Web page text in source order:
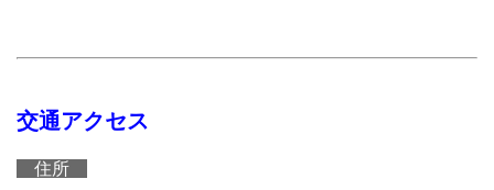
交通アクセス
住所